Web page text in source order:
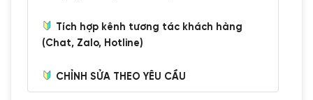
Tích hợp kênh tương tác khách hàng
(Chat, Zalo, Hotline)
CHỈNH SỬA THEO YÊU CẦU